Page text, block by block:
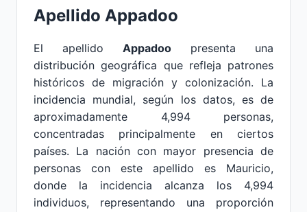
Apellido Appadoo
El apellido Appadoo presenta una
distribución geográfica que refleja patrones
históricos de migración y colonización. La
incidencia mundial, según los datos, es de
aproximadamente 4,994 personas,
concentradas principalmente en ciertos
países. La nación con mayor presencia de
personas con este apellido es Mauricio,
donde la incidencia alcanza los 4,994
individuos, representando una proporción